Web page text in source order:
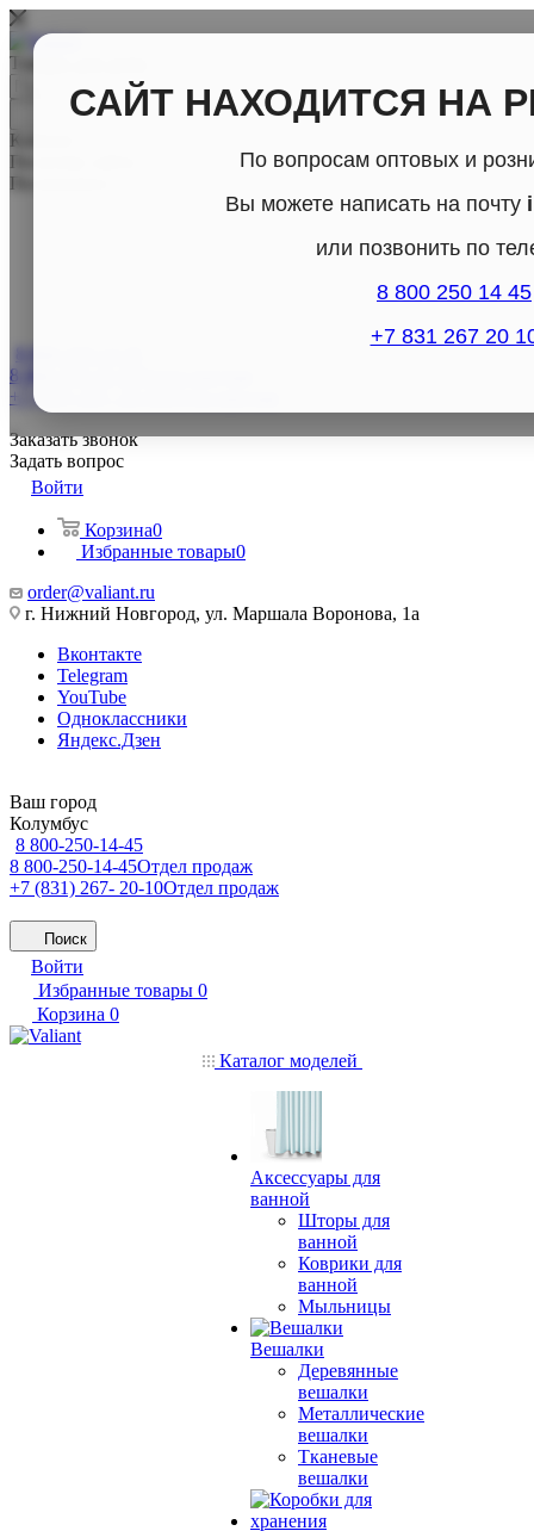
САЙТ НАХОДИТСЯ НА
По вопросам оптовых и
Вы можете написать на почту
или позвонить по
8 800 250 14 45
+7 831 267 20
Товары для дома
Каталог
По всему сайту
По каталогу
8 800-250-14-45
+7 (831) 267- 20-10
Заказать звонок
Задать вопрос
Войти
Корзина0
Избранные товары0
order@valiant.ru
г. Нижний Новгород, ул. Маршала Воронова, 1а
Вконтакте
Telegram
YouTube
Одноклассники
Яндекс.Дзен
Ваш город
Колумбус
8 800-250-14-45
8 800-250-14-45Отдел продаж
+7 (831) 267- 20-10Отдел продаж
Поиск
Войти
Избранные товары 0
Корзина 0
Каталог моделей
Аксессуары для
ванной
Шторы для
ванной
Коврики для
ванной
Мыльницы
Вешалки
Деревянные
вешалки
Металлические
вешалки
Тканевые
вешалки